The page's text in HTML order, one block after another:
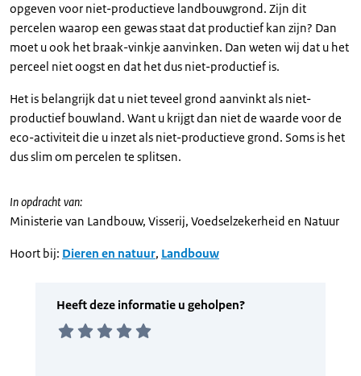
opgeven voor niet-productieve landbouwgrond. Zijn dit
percelen waarop een gewas staat dat productief kan zijn? Dan
moet u ook het braak-vinkje aanvinken. Dan weten wij dat u het
perceel niet oogst en dat het dus niet-productief is.
Het is belangrijk dat u niet teveel grond aanvinkt als niet-
productief bouwland. Want u krijgt dan niet de waarde voor de
eco-activiteit die u inzet als niet-productieve grond. Soms is het
dus slim om percelen te splitsen.
In opdracht van:
Ministerie van Landbouw, Visserij, Voedselzekerheid en Natuur
Hoort bij: Dieren en natuur, Landbouw